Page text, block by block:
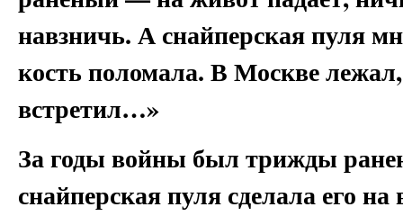
навзничь. А снайперская пуля
кость поломала. В Москве
встретил…»
За годы войны был трижды
снайперская пуля сделала его